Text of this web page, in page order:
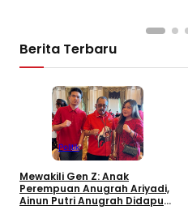
Berita Terbaru
Politik
Mewakili Gen Z: Anak
Perempuan Anugrah Ariyadi,
Ainun Putri Anugrah Didapuk